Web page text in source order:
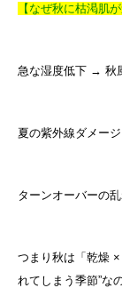
【なぜ秋に枯渇肌
急な湿度低下 → 秋
夏の紫外線ダメー
ターンオーバーの
つまり秋は「乾燥
れてしまう季節”な